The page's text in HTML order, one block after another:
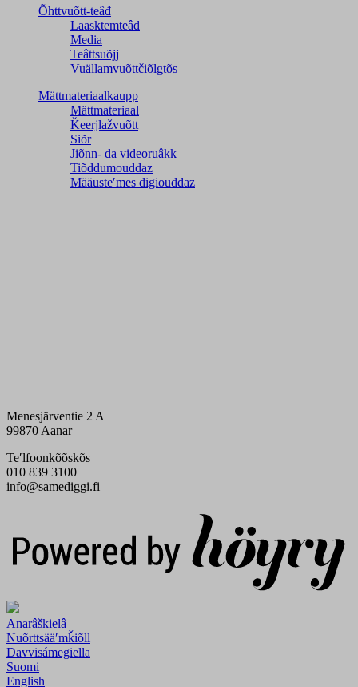
Õhttvuõtt-teâđ
Laasktemteâđ
Media
Teâttsuõjj
Vuällamvuõttčiõlǥtõs
Mättmateriaalkaupp
Mättmateriaal
Ǩeerjlažvuõtt
Siõr
Jiõnn- da videoruâkk
Tiõddumouddaz
Määusteʹmes digiouddaz
Menesjärventie 2 A
99870 Aanar
Teʹlfoonkõõskõs
010 839 3100
info@samediggi.fi
Anarâškielâ
Nuõrttsääʹmǩiõll
Davvisámegiella
Suomi
English